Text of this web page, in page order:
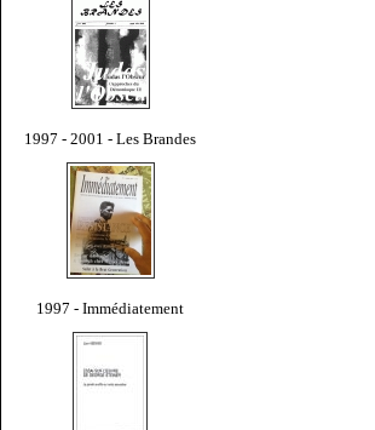
1997 - 2001 - Les Brandes
1997 - Immédiatement